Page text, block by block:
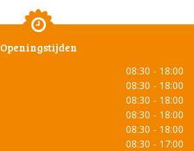
Openingstijden
08:30 - 18:00
08:30 - 18:00
08:30 - 18:00
08:30 - 18:00
08:30 - 18:00
08:30 - 17:00